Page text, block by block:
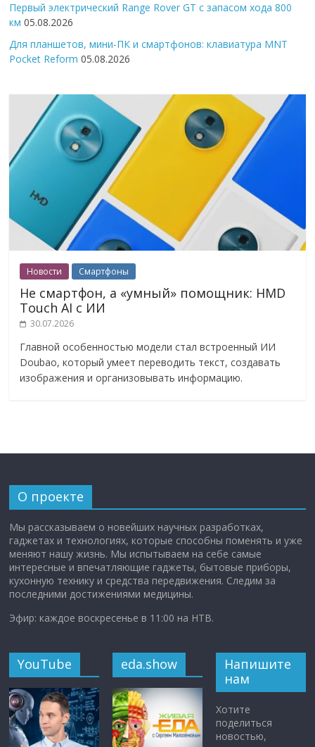
Первый электрический Range Rover GT с запасом хода 800
км 05.08.2026
Для планшетов, мини-ПК и смартфонов: клавиатура MNT
Pocket Reform 05.08.2026
Новости Смартфоны
Не смартфон, а «умный» помощник: HMD
Touch AI с ИИ
30.07.2026
Главной особенностью модели стал встроенный ИИ
Doubao, который умеет переводить текст, создавать
изображения и организовывать информацию.
О проекте
Мы рассказываем о новейших научных разработках,
гаджетах и технологиях, которые способны поменять и уже
меняют нашу жизнь. Мы испытываем на себе самые
интересные и впечатляющие гаджеты, бытовые приборы,
кухонную технику и средства передвижения. Следим за
последними достижениями медицины.
Эфир: каждое воскресенье в 11:00 на НТВ.
YouTube eda.show
Напишите
нам
Хотите
поделиться
новостью,